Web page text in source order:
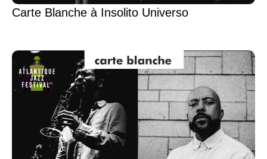
Carte Blanche à Insolito Universo